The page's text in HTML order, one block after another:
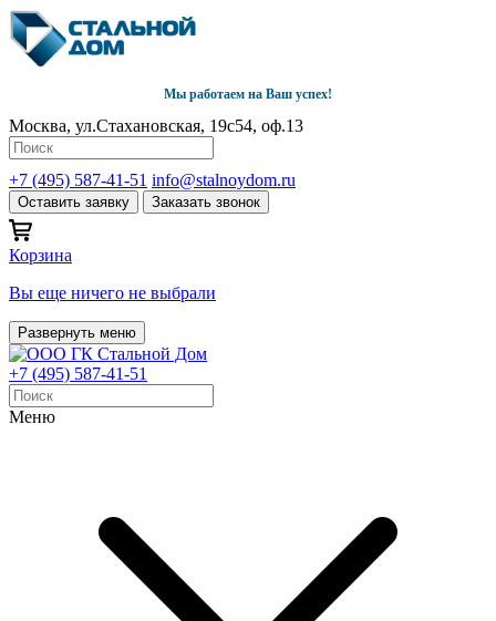
Мы работаем на Ваш успех!
Москва, ул.Стахановская, 19с54, оф.13
+7 (495) 587-41-51 info@stalnoydom.ru
Оставить заявку Заказать звонок
Корзина
Вы еще ничего не выбрали
Развернуть меню
+7 (495) 587-41-51
Меню